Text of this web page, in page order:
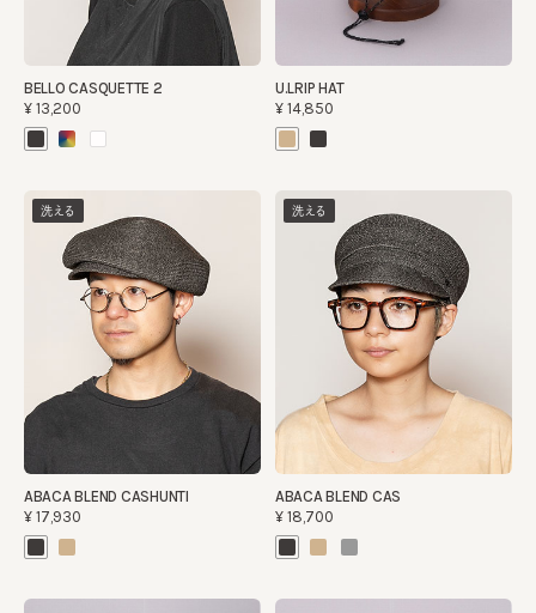
BELLO CASQUETTE 2
¥13,200
U.LRIP HAT
¥14,850
洗える
ABACA BLEND CASHUNTI
¥17,930
洗える
ABACA BLEND CAS
¥18,700